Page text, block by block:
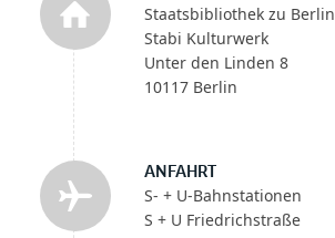
Staatsbibliothek zu Berlin
Stabi Kulturwerk
Unter den Linden 8
10117 Berlin
ANFAHRT
S- + U-Bahnstationen
S + U Friedrichstraße